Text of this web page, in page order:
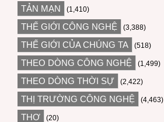
TẢN MẠN (1,410)
THẾ GIỚI CÔNG NGHỆ (3,388)
THẾ GIỚI CỦA CHÚNG TA (518)
THEO DÒNG CÔNG NGHỆ (1,499)
THEO DÒNG THỜI SỰ (2,422)
THỊ TRƯỜNG CÔNG NGHỆ (4,463)
THƠ (20)